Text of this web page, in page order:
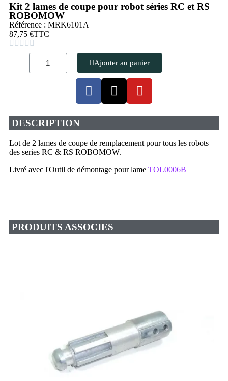
Kit 2 lames de coupe pour robot séries RC et RS
ROBOMOW
Référence : MRK6101A
87,75 €TTC
    
Ajouter au panier
DESCRIPTION
Lot de 2 lames de coupe de remplacement pour tous les robots
des series RC & RS ROBOMOW.
Livré avec l'Outil de démontage pour lame TOL0006B
PRODUITS ASSOCIES